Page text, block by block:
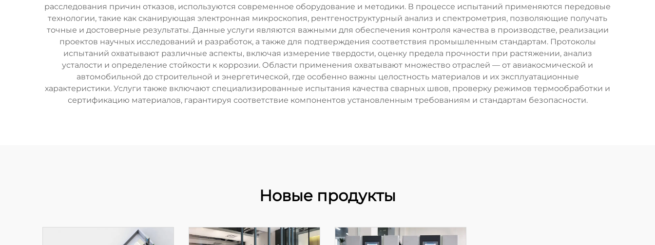
расследования причин отказов, используются современное оборудование и методики. В процессе испытаний применяются передовые
технологии, такие как сканирующая электронная микроскопия, рентгеноструктурный анализ и спектрометрия, позволяющие получать
точные и достоверные результаты. Данные услуги являются важными для обеспечения контроля качества в производстве, реализации
проектов научных исследований и разработок, а также для подтверждения соответствия промышленным стандартам. Протоколы
испытаний охватывают различные аспекты, включая измерение твердости, оценку предела прочности при растяжении, анализ
усталости и определение стойкости к коррозии. Области применения охватывают множество отраслей — от авиакосмической и
автомобильной до строительной и энергетической, где особенно важны целостность материалов и их эксплуатационные
характеристики. Услуги также включают специализированные испытания качества сварных швов, проверку режимов термообработки и
сертификацию материалов, гарантируя соответствие компонентов установленным требованиям и стандартам безопасности.
Новые продукты